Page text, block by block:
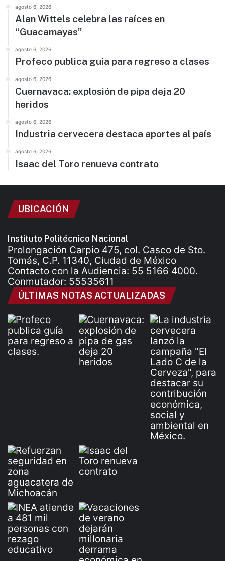
agosto 6, 2026
Alan Wittels celebra las raíces en
“Guacamayas”
agosto 6, 2026
Profeco publica guía para regreso a clases
agosto 6, 2026
Cuernavaca: explosión de pipa deja 20
heridos
agosto 6, 2026
Industria cervecera destaca aportes al país
agosto 6, 2026
Isaac del Toro renueva contrato
UBICACIÓN
Instituto Politécnico Nacional
Prolongación Carpio 475, col. Casco de Sto.
Tomás, C.P. 11340, Ciudad de México
Contacto con la Audiencia: 55 5166 4000.
Conmutador: 55535611
ÚLTIMAS NOTAS ACTUALIZADAS